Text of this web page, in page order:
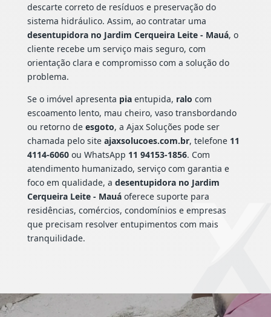
descarte correto de resíduos e preservação do
sistema hidráulico. Assim, ao contratar uma
desentupidora no Jardim Cerqueira Leite - Mauá, o
cliente recebe um serviço mais seguro, com
orientação clara e compromisso com a solução do
problema.
Se o imóvel apresenta piaentupida, ralo com
escoamento lento, mau cheiro, vaso transbordando
ou retorno de esgoto, a Ajax Soluções pode ser
chamada pelo site ajaxsolucoes.com.br, telefone 11
4114-6060ou WhatsApp 11 94153-1856. Com
atendimento humanizado, serviço com garantia e
foco em qualidade, a desentupidora no Jardim
Cerqueira Leite - Mauáoferece suporte para
residências, comércios, condomínios e empresas
que precisam resolver entupimentos com mais
tranquilidade.